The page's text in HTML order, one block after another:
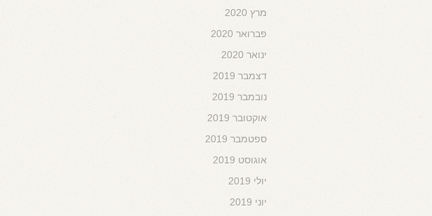
מרץ 2020
פברואר 2020
ינואר 2020
דצמבר 2019
נובמבר 2019
אוקטובר 2019
ספטמבר 2019
אוגוסט 2019
יולי 2019
יוני 2019